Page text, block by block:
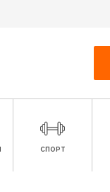
СПОРТ